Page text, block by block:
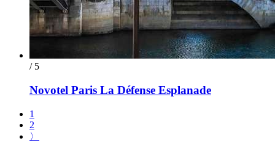
/ 5
Novotel Paris La Défense Esplanade
1
2
〉